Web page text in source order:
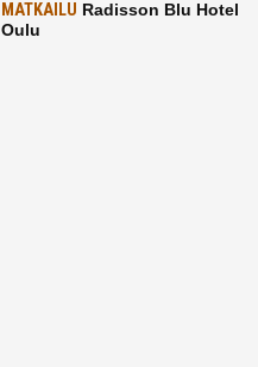
MATKAILU Radisson Blu Hotel
Oulu